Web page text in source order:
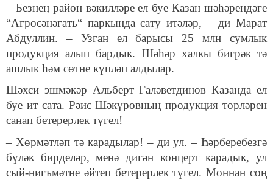
– Безнең район вәкилләре ел буе Казан шәһәрендәге
“Агросәнәгать“ паркында сату итәләр, – ди Марат
Абдуллин. – Узган ел барысы 25 млн сумлык
продукция алып бардык. Шәһәр халкы бигрәк тә
ашлык һәм сөтне күпләп алдылар.
Шәхси эшмәкәр Альберт Галәветдинов Казанда ел
буе ит сата. Рәис Шәкүровның продукция төрләрен
санап бетерерлек түгел!
– Хөрмәтләп тә карадылар! – ди ул. – Һәрберебезгә
бүләк бирделәр, менә дигән концерт карадык, ул
сый-нигъмәтне әйтеп бетерерлек түгел. Моннан соң